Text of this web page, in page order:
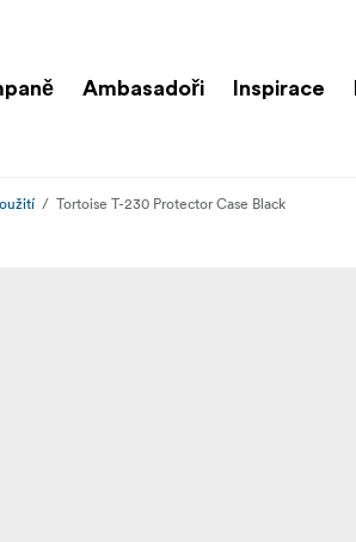
Ambasadoři Inspirace
Tortoise T-230 Protector Case Black